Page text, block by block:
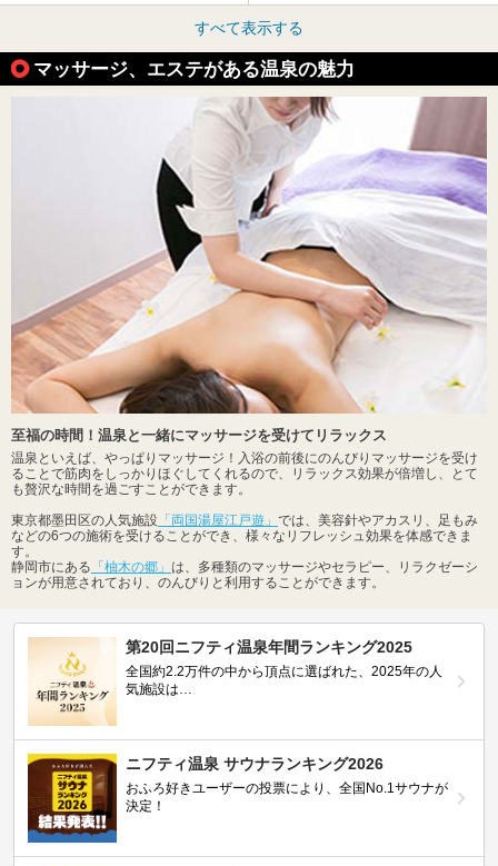
すべて表示する
マッサージ、エステがある温泉の魅力
至福の時間！温泉と一緒にマッサージを受けてリラックス
温泉といえば、やっぱりマッサージ！入浴の前後にのんびりマッサージを受け
ることで筋肉をしっかりほぐしてくれるので、リラックス効果が倍増し、とて
も贅沢な時間を過ごすことができます。
東京都墨田区の人気施設 「両国湯屋江戸遊」 では、美容針やアカスリ、足もみ
などの6つの施術を受けることができ、様々なリフレッシュ効果を体感できま
す。
静岡市にある 「柚木の郷」 は、多種類のマッサージやセラピー、リラクゼーシ
ョンが用意されており、のんびりと利用することができます。
第20回ニフティ温泉年間ランキング2025
全国約2.2万件の中から頂点に選ばれた、2025年の人
気施設は…
ニフティ温泉 サウナランキング2026
おふろ好きユーザーの投票により、全国No.1サウナが
決定！